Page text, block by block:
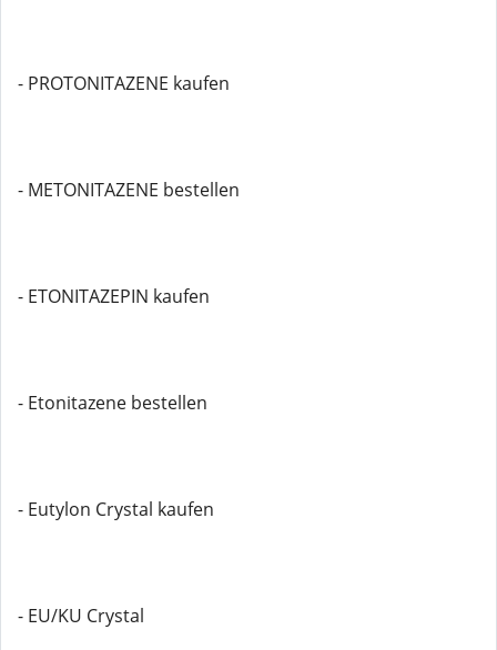
- PROTONITAZENE kaufen
- METONITAZENE bestellen
- ETONITAZEPIN kaufen
- Etonitazene bestellen
- Eutylon Crystal kaufen
- EU/KU Crystal